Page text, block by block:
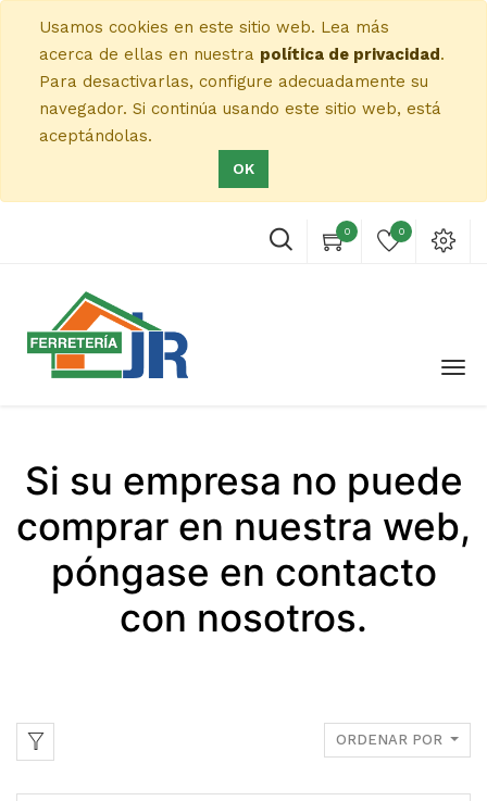
Usamos cookies en este sitio web. Lea más
acerca de ellas en nuestra política de privacidad.
Para desactivarlas, configure adecuadamente su
navegador. Si continúa usando este sitio web, está
aceptándolas.
OK
0 0
Si su empresa no puede
comprar en nuestra web,
póngase en contacto
con nosotros.
ORDENAR POR